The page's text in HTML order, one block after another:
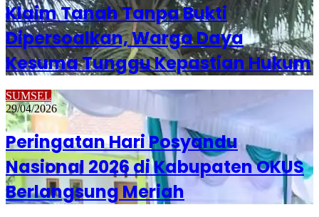
Klaim Tanah Tanpa Bukti
Dipersoalkan, Warga Daya
Kesuma Tunggu Kepastian Hukum
SUMSEL
29/04/2026
Peringatan Hari Posyandu
Nasional 2026 di Kabupaten OKUS
Berlangsung Meriah